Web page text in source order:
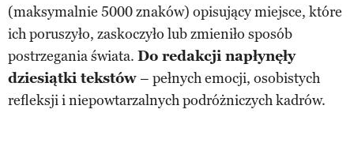
(maksymalnie 5000 znaków) opisujący miejsce, które
ich poruszyło, zaskoczyło lub zmieniło sposób
postrzegania świata. Do redakcji napłynęły
dziesiątki tekstów– pełnych emocji, osobistych
refleksji i niepowtarzalnych podróżniczych kadrów.